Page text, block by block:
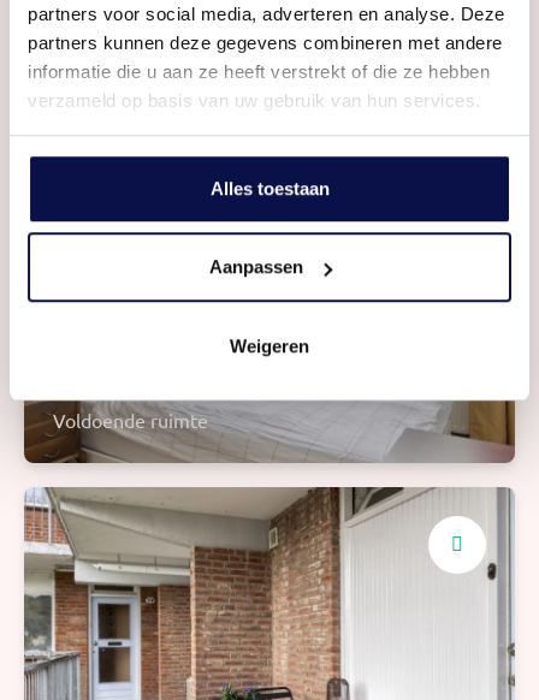
partners voor social media, adverteren en analyse. Deze
partners kunnen deze gegevens combineren met andere
informatie die u aan ze heeft verstrekt of die ze hebben
verzameld op basis van uw gebruik van hun services.
Alles toestaan
Aanpassen
Weigeren
Moderne badkamer
Met praktische bij-keuken
Voldoende ruimte